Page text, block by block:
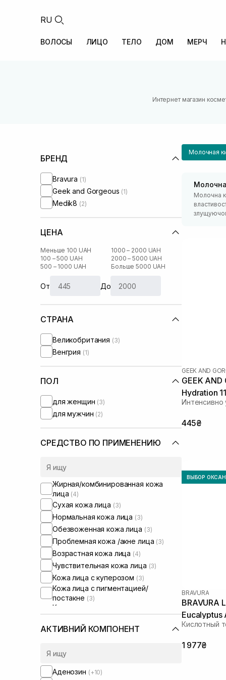
RU
ВОЛОСЫ ЛИЦО ТЕЛО ДОМ МЕРЧ
Интернет магазин
БРЕНД
Bravura (1)
Geek and Gorgeous (1)
Medik8 (2)
ЦЕНА
Меньше 100 UAH
100 – 500 UAH
500 – 1000 UAH
1000 – 2000 UAH
2000 – 5000 UAH
Больше 5000 UAH
От До
СТРАНА
Великобритания (3)
Венгрия (1)
ПОЛ
для женщин (3)
для мужчин (2)
СРЕДСТВО ПО ПРИМЕНЕНИЮ
Жирная/комбинированная кожа
лица (4)
Сухая кожа лица (3)
Нормальная кожа лица (3)
Обезвоженная кожа лица (3)
Проблемная кожа /акне лица (3)
Возрастная кожа лица (4)
Чувствительная кожа лица (3)
Кожа лица с куперозом (3)
Кожа лица с пигментацией/
постакне (3)
Кожа лица с расширенными порами
Кожа лица с нарушенным
микробиомом
АКТИВНИЙ КОМПОНЕНТ
Аденозин (+10)
Молочная
Молочна
GEEK AND
GEEK AND
Hydration
445₴
ВЫБОР
BRAVURA
BRAVURA
Eucalyptus
AHA/BHA
Кислотный
1 977₴